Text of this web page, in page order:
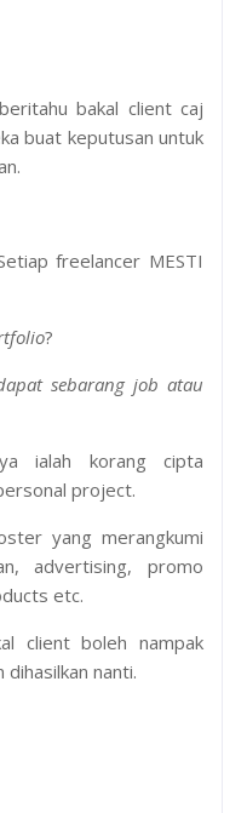
bakal client caj
buat keputusan untuk
freelancer MESTI
?
sebarang job atau
ialah korang cipta
project.
yang merangkumi
advertising, promo
etc.
client boleh nampak
dihasilkan nanti.